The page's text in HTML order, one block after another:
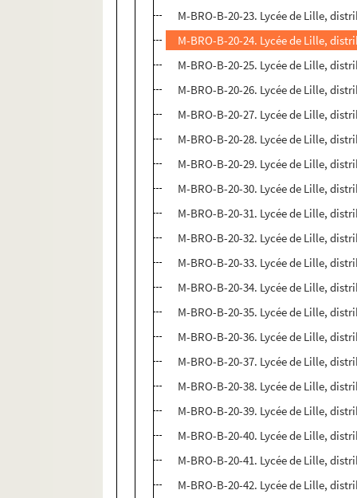
M-BRO-B-20-23. Lycée de Lille,
M-BRO-B-20-24. Lycée de Lille,
M-BRO-B-20-25. Lycée de Lille,
M-BRO-B-20-26. Lycée de Lille,
M-BRO-B-20-27. Lycée de Lille,
M-BRO-B-20-28. Lycée de Lille,
M-BRO-B-20-29. Lycée de Lille,
M-BRO-B-20-30. Lycée de Lille,
M-BRO-B-20-31. Lycée de Lille,
M-BRO-B-20-32. Lycée de Lille,
M-BRO-B-20-33. Lycée de Lille,
M-BRO-B-20-34. Lycée de Lille,
M-BRO-B-20-35. Lycée de Lille,
M-BRO-B-20-36. Lycée de Lille,
M-BRO-B-20-37. Lycée de Lille,
M-BRO-B-20-38. Lycée de Lille,
M-BRO-B-20-39. Lycée de Lille,
M-BRO-B-20-40. Lycée de Lille,
M-BRO-B-20-41. Lycée de Lille,
M-BRO-B-20-42. Lycée de Lille,